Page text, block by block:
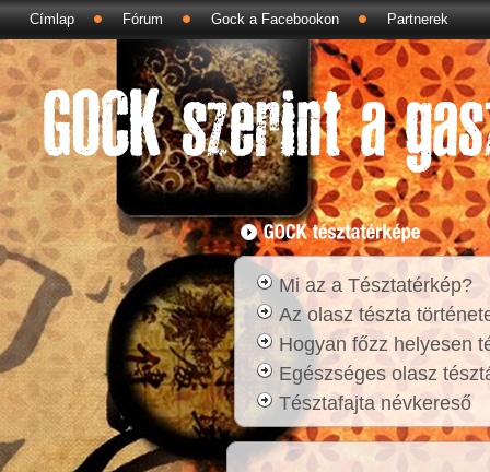
Címlap Fórum Gock a Facebookon Partnerek
Mi az a Tésztatérkép?
Az olasz tészta
Hogyan főzz helyesen
Egészséges olasz
Tésztafajta névkereső